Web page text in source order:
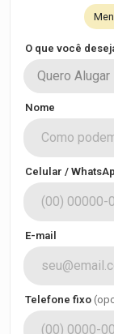
O que você
Quero Alugar
Nome
Celular /
E-mail
Telefone fixo